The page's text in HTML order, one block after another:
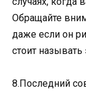
Обращайте
даже если он
стоит
8.Последний